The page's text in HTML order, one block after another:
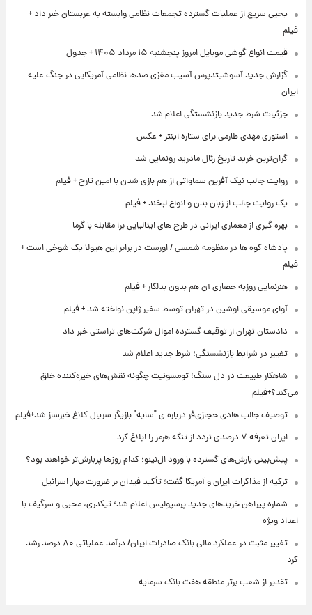
یحیی سریع از عملیات گسترده تجمعات نظامی وابسته به عربستان خبر داد +
فیلم
قیمت انواع گوشی موبایل امروز پنجشنبه ۱۵ مرداد ۱۴۰۵ + جدول
گزارش جدید آسوشیتدپرس آسیب مغزی صدها نظامی آمریکایی در جنگ علیه
ایران
جزئیات شرط جدید بازنشستگی اعلام شد
استوری مهدی طارمی برای ستاره اینتر + عکس
گران‌ترین خرید تاریخ رئال مادرید رونمایی شد
روایت جالب نیک آفرین سماواتی از هم بازی شدن با امین تارخ + فیلم
یک روایت جالب از زبان بدن و انواع لبخند + فیلم
بهره گیری از معماری ایرانی در طرح های ایتالیایی برا مقابله با گرما
پادشاه کوه ها در منظومه شمسی / اورست در برابر این هیولا یک شوخی است +
فیلم
هنرنمایی روزبه حصاری آن هم بدون بدلکار + فیلم
آوای موسیقی اوشین در تهران توسط سفیر ژاپن نواخته شد + فیلم
دادستان تهران از توقیف گسترده اموال شرکت‌های تراستی خبر داد
تغییر در شرایط بازنشستگی؛ شرط جدید اعلام شد
شاهکار طبیعت در دل سنگ؛ تومسونیت چگونه نقش‌های خیره‌کننده خلق
می‌کند؟+فیلم
توصیف جالب هادی حجازی‌فر درباره ی "سایه" بازیگر سریال کلاغ خبرساز شد+فیلم
ایران تعرفه ۷ درصدی تردد از تنگه هرمز را ابلاغ کرد
پیش‌بینی بارش‌های گسترده با ورود ال‌نینو؛ کدام روزها پربارش‌تر خواهند بود؟
ترکیه از مذاکرات ایران و آمریکا گفت؛ تأکید فیدان بر ضرورت مهار اسرائیل
شماره پیراهن خریدهای جدید پرسپولیس اعلام شد؛ تیکدری، محبی و سرگیف با
اعداد ویژه
تغییر مثبت در عملکرد مالی بانک صادرات ایران/ درآمد عملیاتی ۸۰ درصد رشد
کرد
تقدیر از شعب برتر منطقه هفت بانک سرمایه